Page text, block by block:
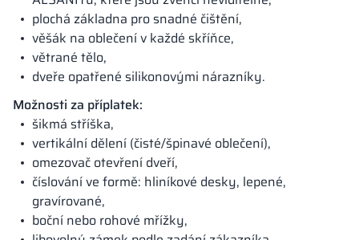
plochá základna pro snadné čištění,
věšák na oblečení v každé skříňce,
větrané tělo,
dveře opatřené silikonovými nárazníky.
Možnosti za příplatek:
šikmá stříška,
vertikální dělení (čisté/špinavé oblečení),
omezovač otevření dveří,
číslování ve formě: hliníkové desky, lepené,
gravírované,
boční nebo rohové mřížky,